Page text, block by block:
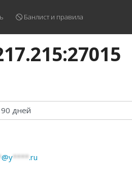
Банлист и правила
@y****.ru